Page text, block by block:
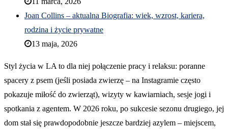
Joan Collins – aktualna Biografia: wiek, wzrost, kariera,
rodzina i życie prywatne
13 maja, 2026
Styl życia w LA to dla niej połączenie pracy i relaksu: poranne
spacery z psem (jeśli posiada zwierzę – na Instagramie często
pokazuje miłość do zwierząt), wizyty w kawiarniach, sesje jogi i
spotkania z agentem. W 2026 roku, po sukcesie sezonu drugiego, jej
dom stał się prawdopodobnie jeszcze bardziej azylem – miejscem,